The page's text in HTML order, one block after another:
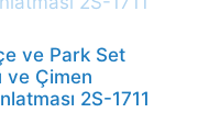
ve Park Set
ve Çimen
2S-1711